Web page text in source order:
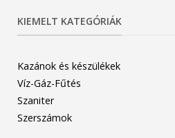
KIEMELT KATEGÓRIÁK
Kazánok és készülékek
Víz-Gáz-Fűtés
Szaniter
Szerszámok